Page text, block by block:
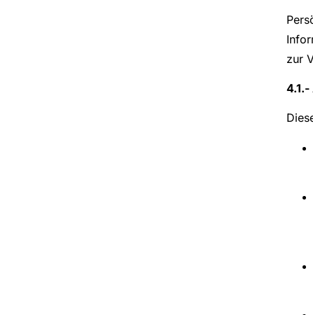
zur